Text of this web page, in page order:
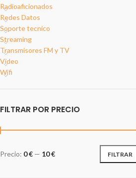
Radioaficionados
Redes Datos
Soporte tecnico
Streaming
Transmisores FM y TV
Video
Wifi
FILTRAR POR PRECIO
FILTRAR
Precio: 0 € — 10 €